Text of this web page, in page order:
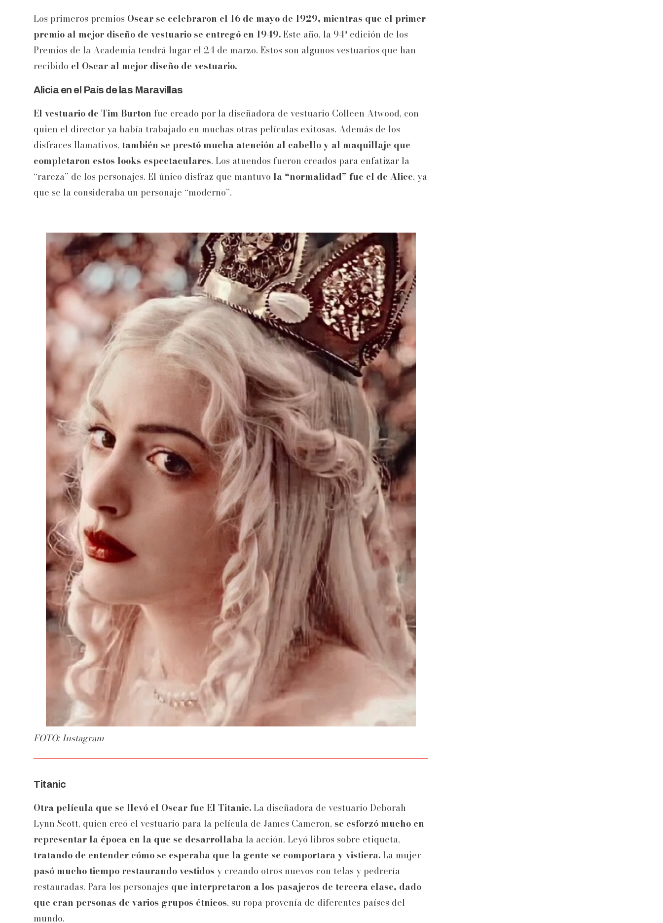
Los primeros premios Oscar se celebraron el 16 de mayo de 1929, mientras que el primer
premio al mejor diseño de vestuario se entregó en 1949.Este año, la 94ª edición de los
Premios de la Academia tendrá lugar el 24 de marzo. Estos son algunos vestuarios que han
recibido el Oscar al mejor diseño de vestuario.
Alicia en el País de las Maravillas
El vestuario de Tim Burton fue creado por la diseñadora de vestuario Colleen Atwood, con
quien el director ya había trabajado en muchas otras películas exitosas. Además de los
disfraces llamativos, también se prestó mucha atención al cabello y al maquillaje que
completaron estos looks espectaculares. Los atuendos fueron creados para enfatizar la
“rareza” de los personajes. El único disfraz que mantuvo la “normalidad” fue el de Alice, ya
que se la consideraba un personaje “moderno”.
FOTO: Instagram
Titanic
Otra película que se llevó el Oscar fue El Titanic.La diseñadora de vestuario Deborah
Lynn Scott, quien creó el vestuario para la película de James Cameron, se esforzó mucho en
representar la época en la que se desarrollaba la acción. Leyó libros sobre etiqueta,
tratando de entender cómo se esperaba que la gente se comportara y vistiera.La mujer
pasó mucho tiempo restaurando vestidos y creando otros nuevos con telas y pedrería
restauradas. Para los personajes que interpretaron a los pasajeros de tercera clase, dado
que eran personas de varios grupos étnicos, su ropa provenía de diferentes países del
mundo.